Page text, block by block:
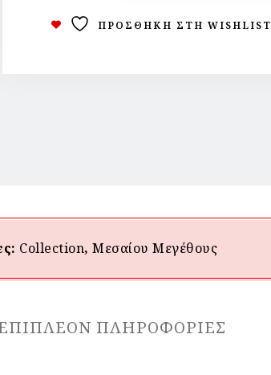
ΠΡΟΣΘΉΚΗ ΣΤΗ WISHLIST
Collection,Μεσαίου Μεγέθους
ΠΛΗΡΟΦΟΡΊΕΣ